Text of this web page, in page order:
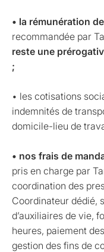
• la rémunération
recommandée par
reste une
;
• les cotisations
indemnités de
domicile-lieu de
• nos frais de
pris en charge par
coordination des
Coordinateur dédié,
d’auxiliaires de vie,
heures, paiement
gestion des fins de